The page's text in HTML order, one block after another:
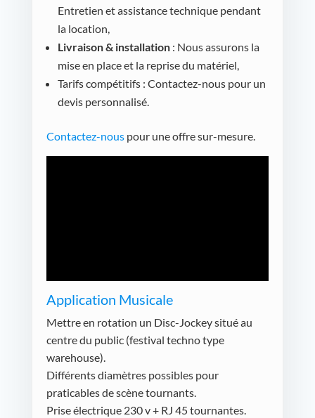
Entretien et assistance technique pendant
la location,
Livraison & installation: Nous assurons la
mise en place et la reprise du matériel,
Tarifs compétitifs : Contactez-nous pour un
devis personnalisé.
Contactez-nouspour une offre sur-mesure.
Application Musicale
Mettre en rotation un Disc-Jockey situé au
centre du public (festival techno type
warehouse).
Différents diamètres possibles pour
praticables de scène tournants.
Prise électrique 230 v + RJ 45 tournantes.